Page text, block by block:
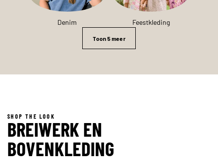
Denim Feestkleding
Toon 5 meer
SHOP THE LOOK
BREIWERK EN
BOVENKLEDING